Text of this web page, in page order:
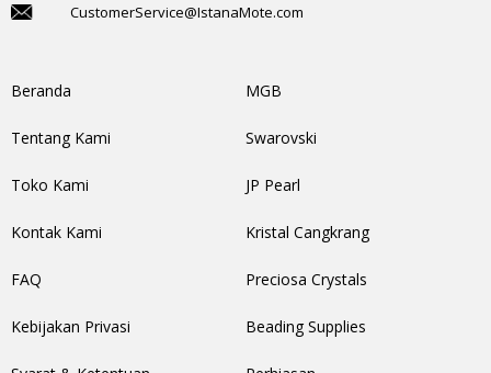
CustomerService@IstanaMote.com
Beranda
Tentang Kami
Toko Kami
Kontak Kami
FAQ
Kebijakan Privasi
MGB
Swarovski
JP Pearl
Kristal Cangkrang
Preciosa Crystals
Beading Supplies